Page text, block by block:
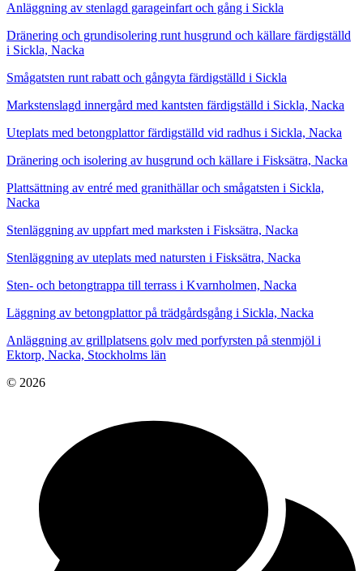
Anläggning av stenlagd garageinfart och gång i Sickla
Dränering och grundisolering runt husgrund och källare färdigställd
i Sickla, Nacka
Smågatsten runt rabatt och gångyta färdigställd i Sickla
Markstenslagd innergård med kantsten färdigställd i Sickla, Nacka
Uteplats med betongplattor färdigställd vid radhus i Sickla, Nacka
Dränering och isolering av husgrund och källare i Fisksätra, Nacka
Plattsättning av entré med granithällar och smågatsten i Sickla,
Nacka
Stenläggning av uppfart med marksten i Fisksätra, Nacka
Stenläggning av uteplats med natursten i Fisksätra, Nacka
Sten- och betongtrappa till terrass i Kvarnholmen, Nacka
Läggning av betongplattor på trädgårdsgång i Sickla, Nacka
Anläggning av grillplatsens golv med porfyrsten på stenmjöl i
Ektorp, Nacka, Stockholms län
© 2026